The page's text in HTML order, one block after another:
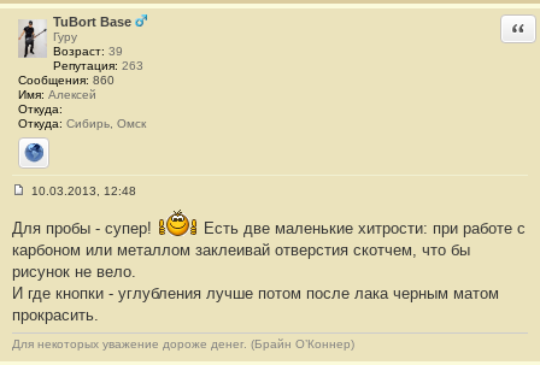
и
е
#
1
TuBort Base
Гуру
Возраст: 39
Репутация: 263
Сообщения: 860
Имя: Алексей
Откуда:
Откуда: Сибирь, Омск
Сайт
о
б
щ
е
н
и
е
#
2
10.03.2013, 12:48
Для пробы - супер!
Есть две маленькие хитрости: при работе с
карбоном или металлом заклеивай отверстия скотчем, что бы
рисунок не вело.
И где кнопки - углубления лучше потом после лака черным матом
прокрасить.
Для некоторых уважение дороже денег. (Брайн О’Коннер)